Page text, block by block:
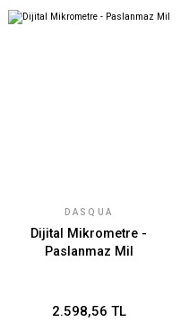
DASQUA
Dijital Mikrometre -
Paslanmaz Mil
2.598,56 TL